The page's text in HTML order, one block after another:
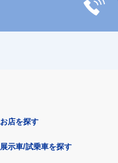
お店を探す
展示車/試乗車を探す